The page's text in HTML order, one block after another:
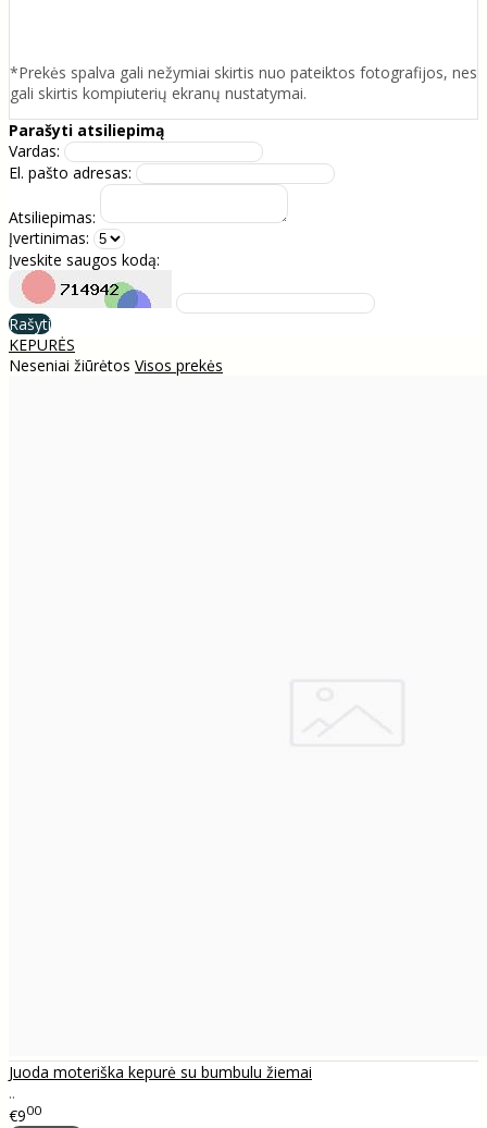
*Prekės spalva gali nežymiai skirtis nuo pateiktos fotografijos, nes
gali skirtis kompiuterių ekranų nustatymai.
Parašyti atsiliepimą
Vardas:
El. pašto adresas:
Atsiliepimas:
Įvertinimas:
Įveskite saugos kodą:
Rašyti
KEPURĖS
Neseniai žiūrėtos Visos prekės
Juoda moteriška kepurė su bumbulu žiemai
..
€900